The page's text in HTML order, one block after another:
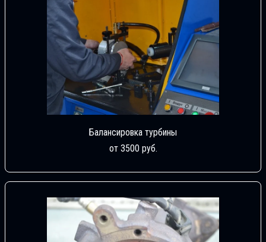
Балансировка турбины
от 3500 руб.